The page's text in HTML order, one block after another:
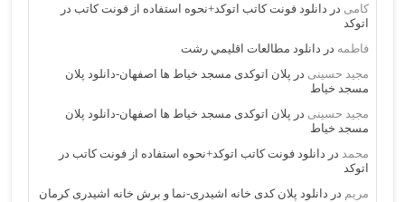
کامی در دانلود فونت کاتب اتوکد+نحوه استفاده از فونت کاتب در
اتوکد
فاطمه در دانلود مطالعات اقليمي رشت
مجید حسینی در پلان اتوکدی مسجد خیاط ها اصفهان-دانلود پلان
مسجد خیاط
مجید حسینی در پلان اتوکدی مسجد خیاط ها اصفهان-دانلود پلان
مسجد خیاط
محمد در دانلود فونت کاتب اتوکد+نحوه استفاده از فونت کاتب در
اتوکد
مریم در دانلود پلان کدی خانه اشیدری-نما و برش خانه اشیدری کرمان